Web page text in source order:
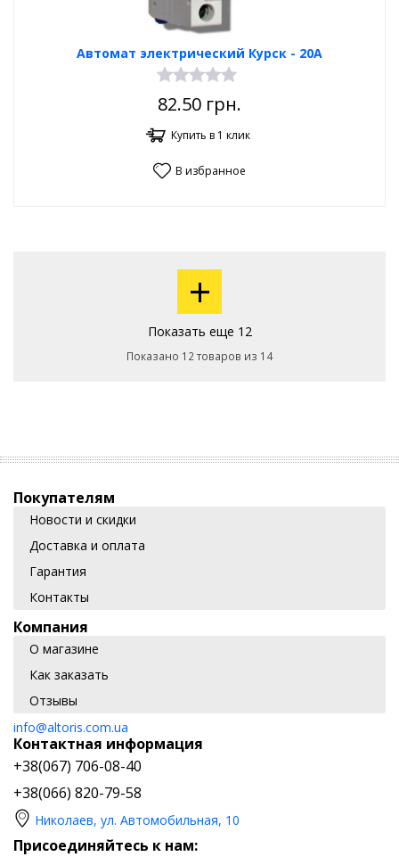
Автомат электрический Курск - 20А
82.50 грн.
Купить в 1 клик
В избранное
+
Показать еще 12
Показано 12 товаров из 14
Покупателям
Новости и скидки
Доставка и оплата
Гарантия
Контакты
Компания
О магазине
Как заказать
Отзывы
info@altoris.com.ua
Контактная информация
+38(067) 706-08-40
+38(066) 820-79-58
Николаев, ул. Автомобильная, 10
Присоединяйтесь к нам: